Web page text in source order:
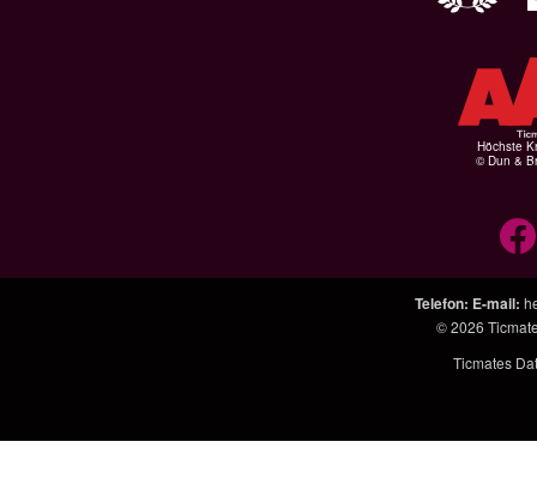
Höchste
© Dun &
Telefon: E-mail:
© 2026
Ticmates